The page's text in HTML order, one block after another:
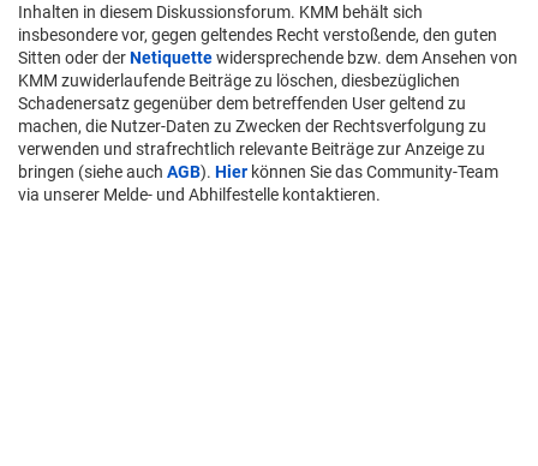
Inhalten in diesem Diskussionsforum. KMM behält sich
insbesondere vor, gegen geltendes Recht verstoßende, den guten
Sitten oder derNetiquettewidersprechende bzw. dem Ansehen von
KMM zuwiderlaufende Beiträge zu löschen, diesbezüglichen
Schadenersatz gegenüber dem betreffenden User geltend zu
machen, die Nutzer-Daten zu Zwecken der Rechtsverfolgung zu
verwenden und strafrechtlich relevante Beiträge zur Anzeige zu
bringen (siehe auch AGB). Hier können Sie das Community-Team
via unserer Melde- und Abhilfestelle kontaktieren.